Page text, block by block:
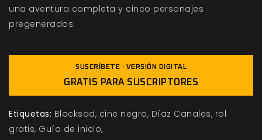
una aventura completa y cinco personajes
pregenerados.
SUSCRÍBETE · VERSIÓN DIGITAL
GRATIS PARA SUSCRIPTORES
Etiquetas: Blacksad cine negro Díaz Canales rol
gratis Guía de inicio